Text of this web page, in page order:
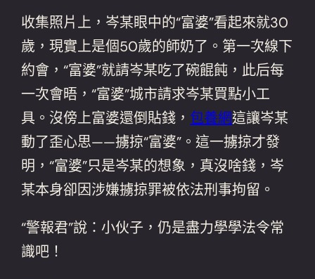
收集照片上，岑某眼中的“富婆”看起來就30
歲，現實上是個50歲的師奶了。第一次線下
約會，“富婆”就請岑某吃了碗餛飩，此后每
一次會晤，“富婆”城市請求岑某買點小工
具。沒傍上富婆還倒貼錢， 包養網這讓岑某
動了歪心思——擄掠“富婆”。這一擄掠才發
明，“富婆”只是岑某的想象，真沒啥錢，岑
某本身卻因涉嫌擄掠罪被依法刑事拘留。
“警報君”說：小伙子，仍是盡力學學法令常
識吧！